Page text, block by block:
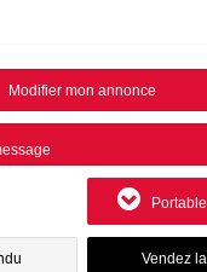
Modifier mon annonce
Portable